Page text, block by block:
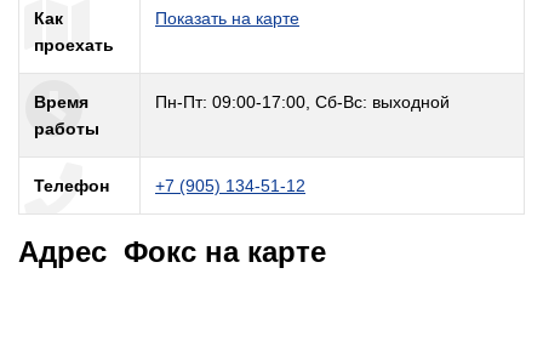
Как
проехать
Показать на карте
Время
работы
Пн-Пт: 09:00-17:00, Сб-Вс: выходной
Телефон +7 (905) 134-51-12
Адрес Фокс на карте